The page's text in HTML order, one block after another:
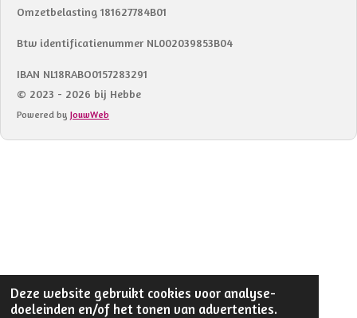
Deze website gebruikt cookies voor analyse-
doeleinden en/of het tonen van advertenties.
Omzetbelasting 181627784B01
Btw identificatienummer NL002039853B04
IBAN NL18RABO0157283291
© 2023 - 2026 bij Hebbe
Powered by JouwWeb